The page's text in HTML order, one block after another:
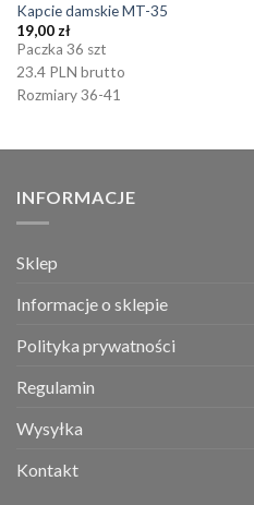
Kapcie damskie MT-35
19,00 zł
Paczka 36 szt
23.4 PLN brutto
Rozmiary 36-41
INFORMACJE
Sklep
Informacje o sklepie
Polityka prywatności
Regulamin
Wysyłka
Kontakt